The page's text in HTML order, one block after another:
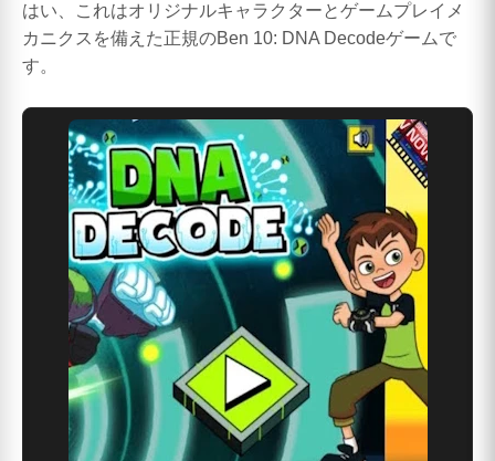
はい、これはオリジナルキャラクターとゲームプレイメ
カニクスを備えた正規のBen 10: DNA Decodeゲームで
す。